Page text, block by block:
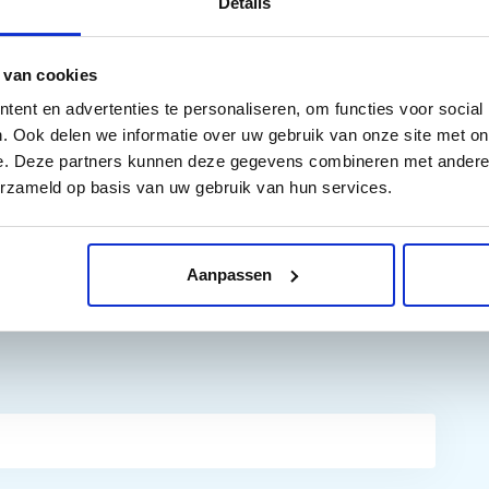
cookies
en advertenties te personaliseren, om functies voor
Ook delen we informatie over uw gebruik van onze site met
Deze partners kunnen deze gegevens combineren met
op basis van uw gebruik van hun services.
Aanpassen